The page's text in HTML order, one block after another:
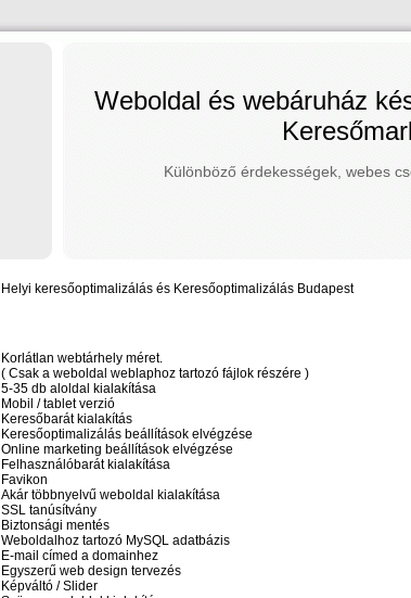
Weboldal és webáruház
Különböző érdekességek, webes
Helyi keresőoptimalizálás és Keresőoptimalizálás Budapest
Korlátlan webtárhely méret.
( Csak a weboldal weblaphoz tartozó fájlok részére )
5-35 db aloldal kialakítása
Mobil / tablet verzió
Keresőbarát kialakítás
Keresőoptimalizálás beállítások elvégzése
Online marketing beállítások elvégzése
Felhasználóbarát kialakítása
Favikon
Akár többnyelvű weboldal kialakítása
SSL tanúsítvány
Biztonsági mentés
Weboldalhoz tartozó MySQL adatbázis
E-mail címed a domainhez
Egyszerű web design tervezés
Képváltó / Slider